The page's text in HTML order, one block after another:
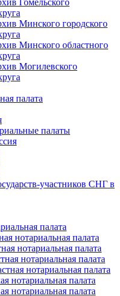
Гомельского
Минского городского
Минского областного
Могилевского
палата
палаты
участников СНГ в
палата
нотариальная палата
нотариальная палата
нотариальная палата
нотариальная палата
нотариальная палата
нотариальная палата